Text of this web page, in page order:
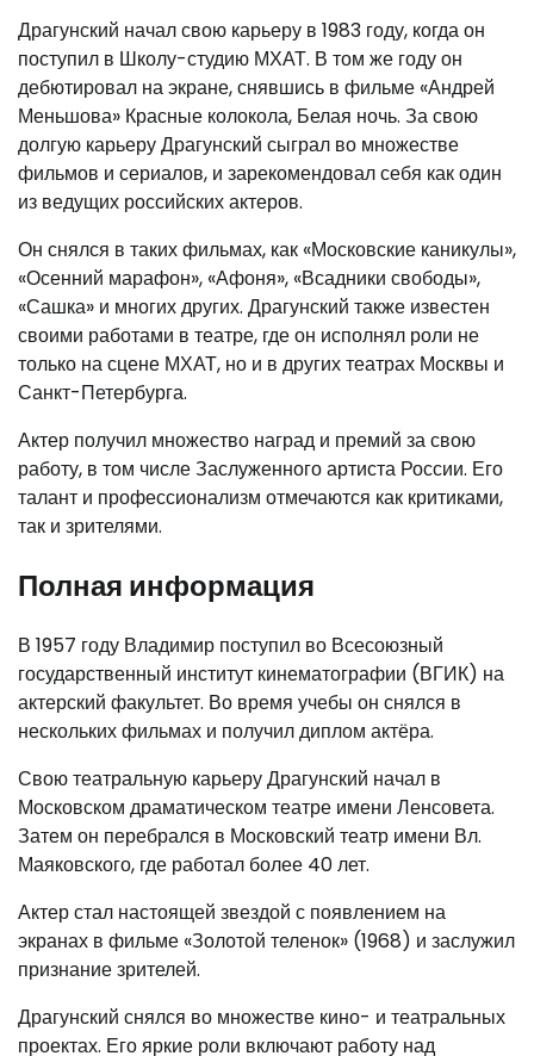
Драгунский начал свою карьеру в 1983 году, когда он
поступил в Школу-студию МХАТ. В том же году он
дебютировал на экране, снявшись в фильме «Андрей
Меньшова» Красные колокола, Белая ночь. За свою
долгую карьеру Драгунский сыграл во множестве
фильмов и сериалов, и зарекомендовал себя как один
из ведущих российских актеров.
Он снялся в таких фильмах, как «Московские каникулы»,
«Осенний марафон», «Афоня», «Всадники свободы»,
«Сашка» и многих других. Драгунский также известен
своими работами в театре, где он исполнял роли не
только на сцене МХАТ, но и в других театрах Москвы и
Санкт-Петербурга.
Актер получил множество наград и премий за свою
работу, в том числе Заслуженного артиста России. Его
талант и профессионализм отмечаются как критиками,
так и зрителями.
Полная информация
В 1957 году Владимир поступил во Всесоюзный
государственный институт кинематографии (ВГИК) на
актерский факультет. Во время учебы он снялся в
нескольких фильмах и получил диплом актёра.
Свою театральную карьеру Драгунский начал в
Московском драматическом театре имени Ленсовета.
Затем он перебрался в Московский театр имени Вл.
Маяковского, где работал более 40 лет.
Актер стал настоящей звездой с появлением на
экранах в фильме «Золотой теленок» (1968) и заслужил
признание зрителей.
Драгунский снялся во множестве кино- и театральных
проектах. Его яркие роли включают работу над